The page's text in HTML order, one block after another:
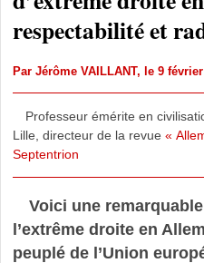
respectabilité et
Par Jérôme VAILLANT, le 9 février
Professeur émérite en
Lille, directeur de la revue «
Septentrion
Voici une
l’extrême droite en
peuplé de l’Union